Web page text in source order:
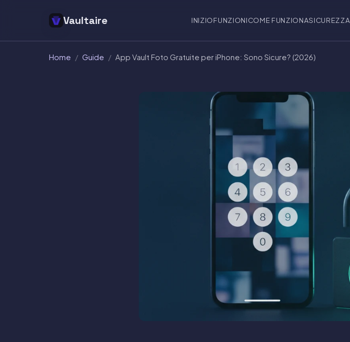
Vaultaire INIZIOFUNZIONICOME FUNZIONASICUREZZA
Home / Guide / App Vault Foto Gratuite per iPhone: Sono Sicure? (2026)